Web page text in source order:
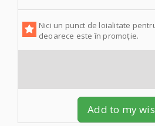
Nici un punct de loialitate
deoarece este în promoție.
Add to my